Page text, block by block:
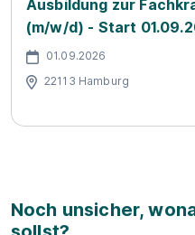
Ausbildung zur
(m/w/d) - Start
01.09.2026
22113 Hamburg
Noch unsicher,